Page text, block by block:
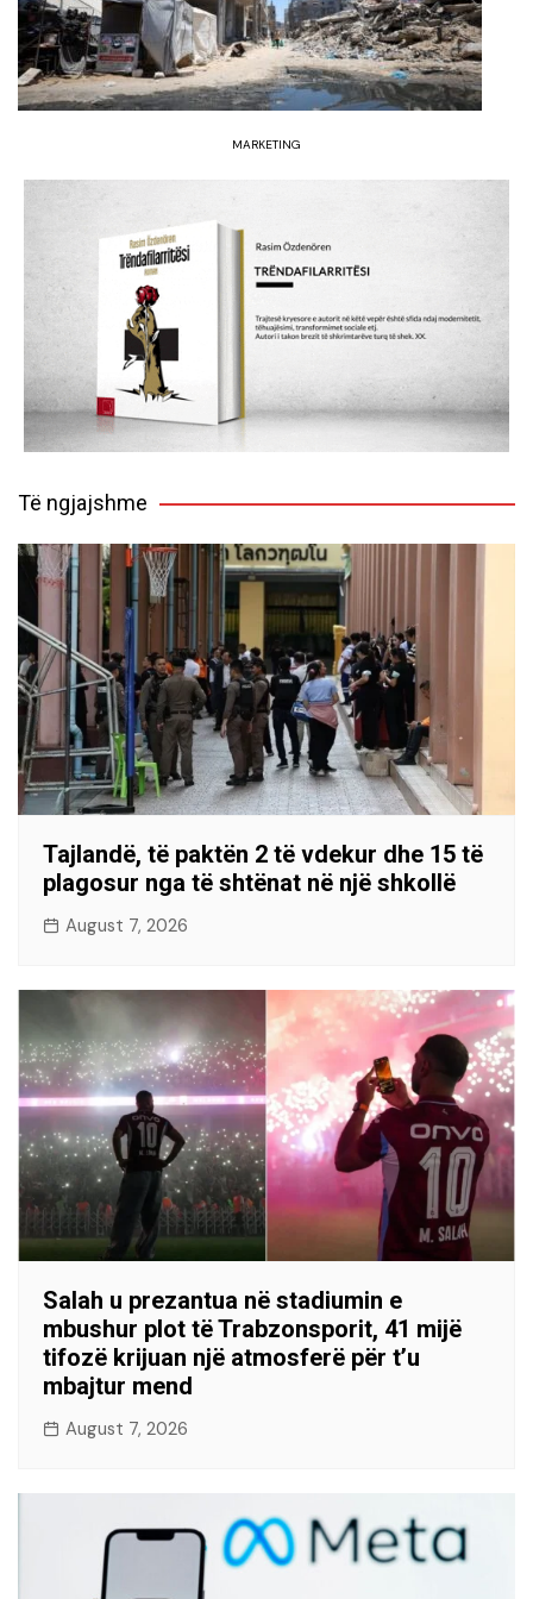
MARKETING
Të ngjajshme
Tajlandë, të paktën 2 të vdekur dhe 15 të
plagosur nga të shtënat në një shkollë
August 7, 2026
Salah u prezantua në stadiumin e
mbushur plot të Trabzonsporit, 41 mijë
tifozë krijuan një atmosferë për t’u
mbajtur mend
August 7, 2026